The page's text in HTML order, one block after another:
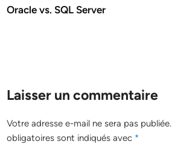
Oracle vs. SQL Server
Laisser un commentaire
Votre adresse e-mail ne sera pas publiée.
obligatoires sont indiqués avec *